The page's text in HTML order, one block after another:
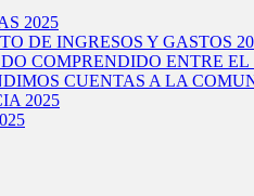
2025
DE INGRESOS Y GASTOS
COMPRENDIDO ENTRE
CUENTAS A LA
2025